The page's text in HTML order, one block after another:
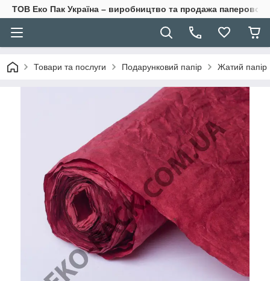
ТОВ Еко Пак Україна – виробництво та продажа паперової
Товари та послуги Подарунковий папір Жатий папір